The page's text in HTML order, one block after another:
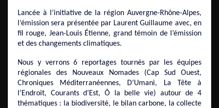
Lancée à l’initiative de la région Auvergne-Rhône-Alpes,
l’émission sera présentée par Laurent Guillaume avec, en
fil rouge, Jean-Louis Étienne, grand témoin de l’émission
et des changements climatiques.
Nous y verrons 6 reportages tournés par les équipes
régionales des Nouveaux Nomades (Cap Sud Ouest,
Chroniques Méditerranéennes, D’Umani, La Tête à
l’Endroit, Courants d’Est, Ô la belle vie) autour de 4
thématiques : la biodiversité, le bilan carbone, la collecte